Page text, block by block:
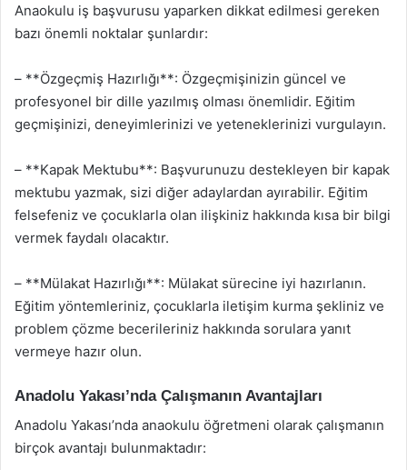
Anaokulu iş başvurusu yaparken dikkat edilmesi gereken
bazı önemli noktalar şunlardır:
– **Özgeçmiş Hazırlığı**: Özgeçmişinizin güncel ve
profesyonel bir dille yazılmış olması önemlidir. Eğitim
geçmişinizi, deneyimlerinizi ve yeteneklerinizi vurgulayın.
– **Kapak Mektubu**: Başvurunuzu destekleyen bir kapak
mektubu yazmak, sizi diğer adaylardan ayırabilir. Eğitim
felsefeniz ve çocuklarla olan ilişkiniz hakkında kısa bir bilgi
vermek faydalı olacaktır.
– **Mülakat Hazırlığı**: Mülakat sürecine iyi hazırlanın.
Eğitim yöntemleriniz, çocuklarla iletişim kurma şekliniz ve
problem çözme becerileriniz hakkında sorulara yanıt
vermeye hazır olun.
Anadolu Yakası’nda Çalışmanın Avantajları
Anadolu Yakası’nda anaokulu öğretmeni olarak çalışmanın
birçok avantajı bulunmaktadır: